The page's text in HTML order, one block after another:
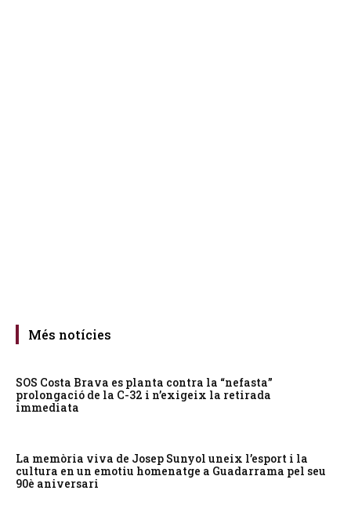
Més notícies
SOS Costa Brava es planta contra la “nefasta”
prolongació de la C-32 i n’exigeix la retirada
immediata
La memòria viva de Josep Sunyol uneix l’esport i la
cultura en un emotiu homenatge a Guadarrama pel seu
90è aniversari